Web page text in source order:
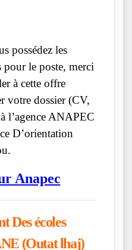
possédez les
le poste, merci
à cette offre
votre dossier (CV,
l’agence ANAPEC
D’orientation
Anapec
Des écoles
(Outat lhaj)